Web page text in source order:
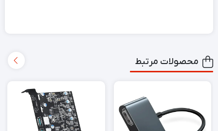
محصولات مرتبط